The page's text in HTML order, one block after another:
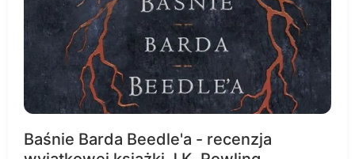
Baśnie Barda Beedle'a - recenzja